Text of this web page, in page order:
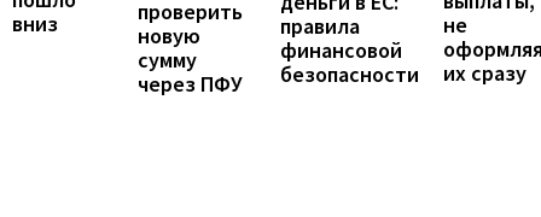
вниз
проверить
новую
сумму
через ПФУ
правила
финансовой
безопасности
не
их сразу